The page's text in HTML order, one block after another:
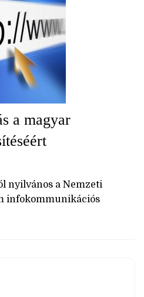
a magyar
nyilvános a Nemzeti
infokommunikációs